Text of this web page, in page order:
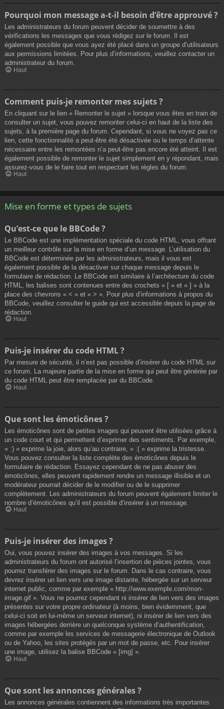
Pourquoi mon message a-t-il besoin d’être approuvé ?
Les administrateurs du forum peuvent décider de soumettre à des
vérifications les messages que vous rédigez sur le forum. Il est
également possible que vous ayez été placé dans un groupe d’utilisateurs
aux permissions limitées. Pour plus d’informations, veuillez contacter un
administrateur du forum.
Haut
Comment puis-je remonter mes sujets ?
En cliquant sur le lien « Remonter le sujet » lorsque vous êtes en train de
consulter un sujet, vous pouvez remonter celui-ci en haut de la liste des
sujets, à la première page du forum. Cependant, si vous ne voyez pas ce
lien, cette fonctionnalité a peut-être été désactivée ou le temps d’attente
nécessaire entre les remontées n’a peut-être pas encore été atteint. Il est
également possible de remonter le sujet simplement en y répondant, mais
assurez-vous de le faire tout en respectant les règles du forum.
Haut
Mise en forme et types de sujets
Qu’est-ce que le BBCode ?
Le BBCode est une implémentation spéciale du code HTML, vous offrant
un meilleur contrôle sur la mise en forme d’un message. L’utilisation du
BBCode est déterminée par les administrateurs, mais il vous est
également possible de la désactiver sur chaque message depuis le
formulaire de rédaction. Le BBCode est similaire à l’architecture du code
HTML, les balises sont contenues entre des crochets « [ » et « ] » à la
place des chevrons « < » et « > ». Pour plus d’informations à propos du
BBCode, veuillez consulter le guide qui est accessible depuis la page de
rédaction.
Haut
Puis-je insérer du code HTML ?
Par mesure de sécurité, il n’est pas possible d’insérer du code HTML sur
ce forum. La majeure partie de la mise en forme qui peut être générée par
du code HTML peut être remplacée par du BBCode.
Haut
Que sont les émoticônes ?
Les émoticônes sont de petites images qui peuvent être utilisées grâce à
un code court et qui permettent d’exprimer des sentiments. Par exemple,
« :) » exprime la joie, alors qu’au contraire, « :( » exprime la tristesse.
Vous pouvez consulter la liste complète des émoticônes depuis le
formulaire de rédaction. Essayez cependant de ne pas abuser des
émoticônes, elles peuvent rapidement rendre un message illisible et un
modérateur pourrait décider de le modifier ou de le supprimer
complètement. Les administrateurs du forum peuvent également limiter le
nombre d’émoticônes qu’il est possible d’insérer à un message.
Haut
Puis-je insérer des images ?
Oui, vous pouvez insérer des images à vos messages. Si les
administrateurs du forum ont autorisé l’insertion de pièces jointes, vous
pourrez transférer des images sur le forum. Dans le cas contraire, vous
devrez insérer un lien vers une image distante, hébergée sur un serveur
internet public, comme par exemple « http://www.exemple.com/mon-
image.gif ». Vous ne pourrez cependant ni insérer de lien vers des images
présentes sur votre propre ordinateur (à moins, bien évidemment, que
celui-ci soit en lui-même un serveur internet), ni insérer de lien vers des
images hébergées derrière un quelconque système d’authentification,
comme par exemple les services de messagerie électronique de Outlook
ou de Yahoo, les sites protégés par un mot de passe, etc. Pour insérer
une image, utilisez la balise BBCode « [img] ».
Haut
Que sont les annonces générales ?
Les annonces générales contiennent des informations très importantes